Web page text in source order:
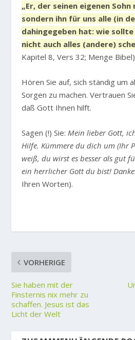
„Er, der seinen eigenen
sondern ihn für uns alle (in
dahingegeben hat: wie
nicht auch alles (andere)
Kapitel 8, Vers 32; Menge Bibel)
Hören Sie auf, sich ständig um
Sorgen zu machen. Vertrauen
daß Gott Ihnen hilft.
Sagen (!) Sie:Mein lieber Gott,
Hilfe. Kümmere du dich um (Ihr
weiß, du wirst es besser als gut
ein herrlicher Gott du bist! Danke.
Ihren Worten).
VORHERIGE
Sie haben mit der
Finsternis nix mehr zu
schaffen. Jesus ist das
Licht der Welt